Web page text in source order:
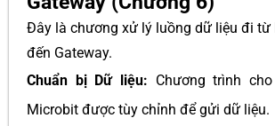
Đây là chương xử lý luồng dữ liệu đi từ
đến Gateway.
Chuẩn bị Dữ liệu: Chương trình
Microbit được tùy chỉnh để gửi dữ liệu.